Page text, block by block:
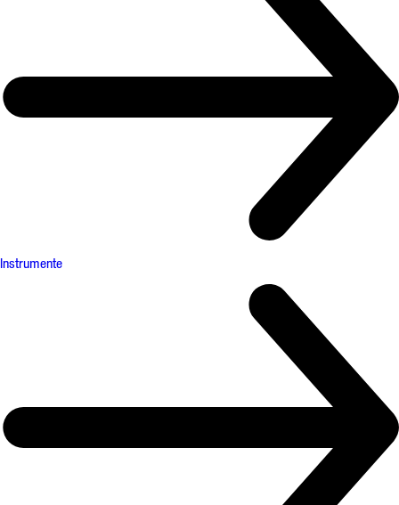
Instrumente